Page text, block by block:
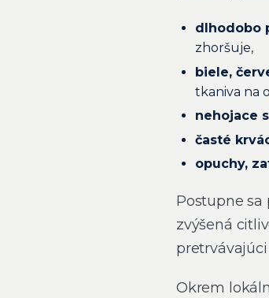
dlhodobo
zhoršuje,
biele,
tkaniva na
nehojace
časté
opuchy,
Postupne sa
zvýšená
Okrem